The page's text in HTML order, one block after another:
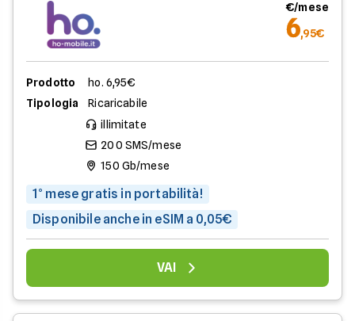
€/mese
6,95€
Prodotto
ho. 6,95€
Tipologia
Ricaricabile
illimitate
200 SMS/mese
150 Gb/mese
1° mese gratis in portabilità!
Disponibile anche in eSIM a 0,05€
VAI